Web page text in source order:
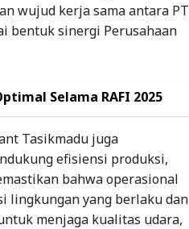
wujud kerja sama antara PT
bentuk sinergi Perusahaan
Selama RAFI 2025
Tasikmadu juga
efisiensi produksi,
bahwa operasional
lingkungan yang berlaku dan
menjaga kualitas udara,